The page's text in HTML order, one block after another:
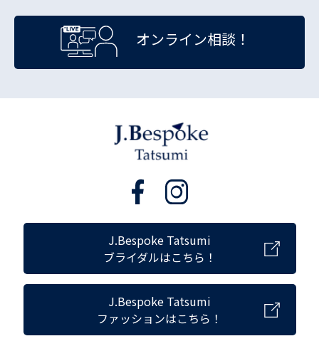
オンライン相談！
J.Bespoke Tatsumi
ブライダルはこちら！
J.Bespoke Tatsumi
ファッションはこちら！